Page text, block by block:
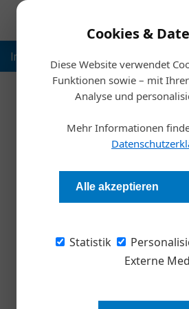
Cookies &
Diese Website verwendet
Funktionen sowie – mit
Analyse und
Mehr Informationen
Alle akzeptieren
Statistik
Externe
Inspiration
Stephan Strzyzowski
Man kann vieles
ist internationale
Wandel. Im
welchen
klappen kann.